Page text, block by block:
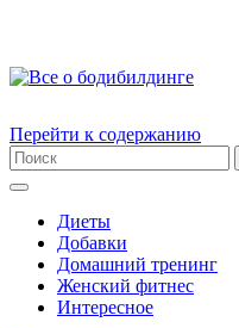
Перейти к содержанию
Диеты
Добавки
Домашний тренинг
Женский фитнес
Интересное